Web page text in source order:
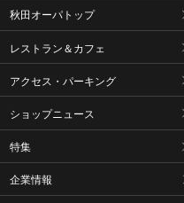
秋田オーパトップ
レストラン＆カフェ
アクセス・パーキング
ショップニュース
特集
企業情報